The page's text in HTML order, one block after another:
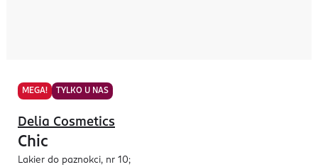
MEGA! TYLKO U NAS
Delia Cosmetics
Chic
Lakier do paznokci, nr 10;